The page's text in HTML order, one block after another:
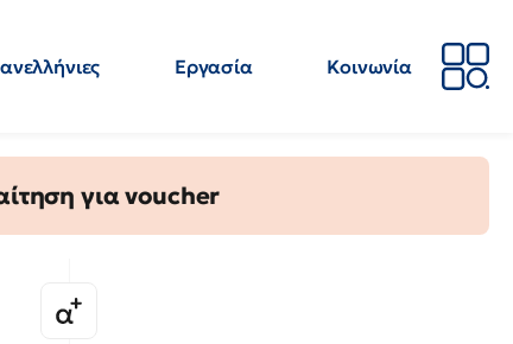
Εργασία
Κοινωνία
για voucher